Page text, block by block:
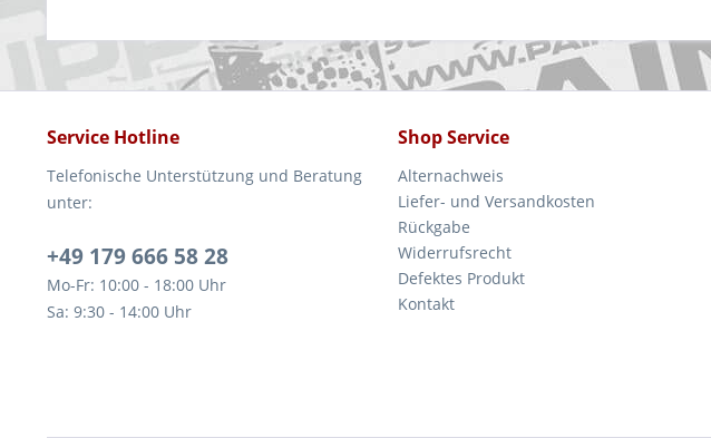
Service Hotline
Telefonische Unterstützung und Beratung
unter:
+49 179 666 58 28
Mo-Fr: 10:00 - 18:00 Uhr
Sa: 9:30 - 14:00 Uhr
Shop Service
Alternachweis
Liefer- und Versandkosten
Rückgabe
Widerrufsrecht
Defektes Produkt
Kontakt